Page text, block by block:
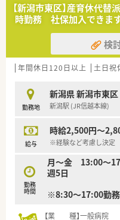
【想定される業務内容】
■隣接する医療機関か
ピーディーな調剤業
■心療内科に通う患者
分かりやすく丁寧な服
■お薬の在庫管理や薬
【こんな取り組みをして
■患者様が抱える不安
■従業員の専門知識向
ルアップを図る充実し
休暇の取得を推進する
■患者様の気持ちに優
■月日祝休みの完全週
【新潟市東区】産育休代
時勤務 社保加入できます
検
年間休日120日以上 土日祝
勤務地
新潟県 新潟市東区
新潟駅 (JR信越本線)
給与
時給2,500円～
※経験など考慮し決定
勤務
時間
月～金 13:00～
週5日
※8:30～17:00勤
【業 種】一般病院